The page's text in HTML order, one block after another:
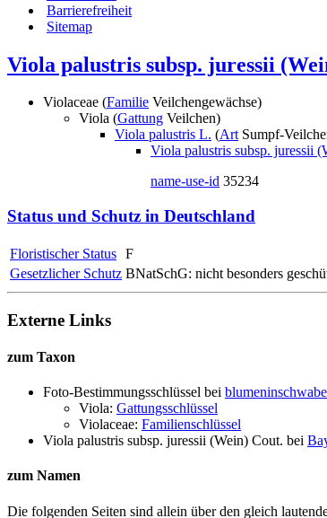
Barrierefreiheit
Sitemap
Viola palustris subsp. juressii
Violaceae (Familie Veilchengewächse)
Viola (Gattung Veilchen)
Viola palustris L. (ArtSumpf-
Viola palustris subsp. juressii
name-use-id 35234
Status und Schutz in Deutschland
Floristischer Status F
Gesetzlicher Schutz BNatSchG: nicht besonders
Externe Links
zum Taxon
Foto-Bestimmungsschlüssel bei
Viola: Gattungsschlüssel
Violaceae: Familienschlüssel
Viola palustris subsp. juressii (Wein) Cout. bei
zum Namen
Die folgenden Seiten sind allein über den gleich